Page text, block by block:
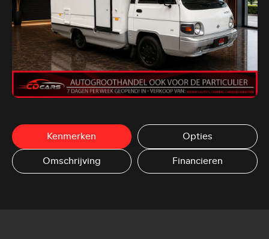
Kenmerken
Opties
Omschrijving
Financieren